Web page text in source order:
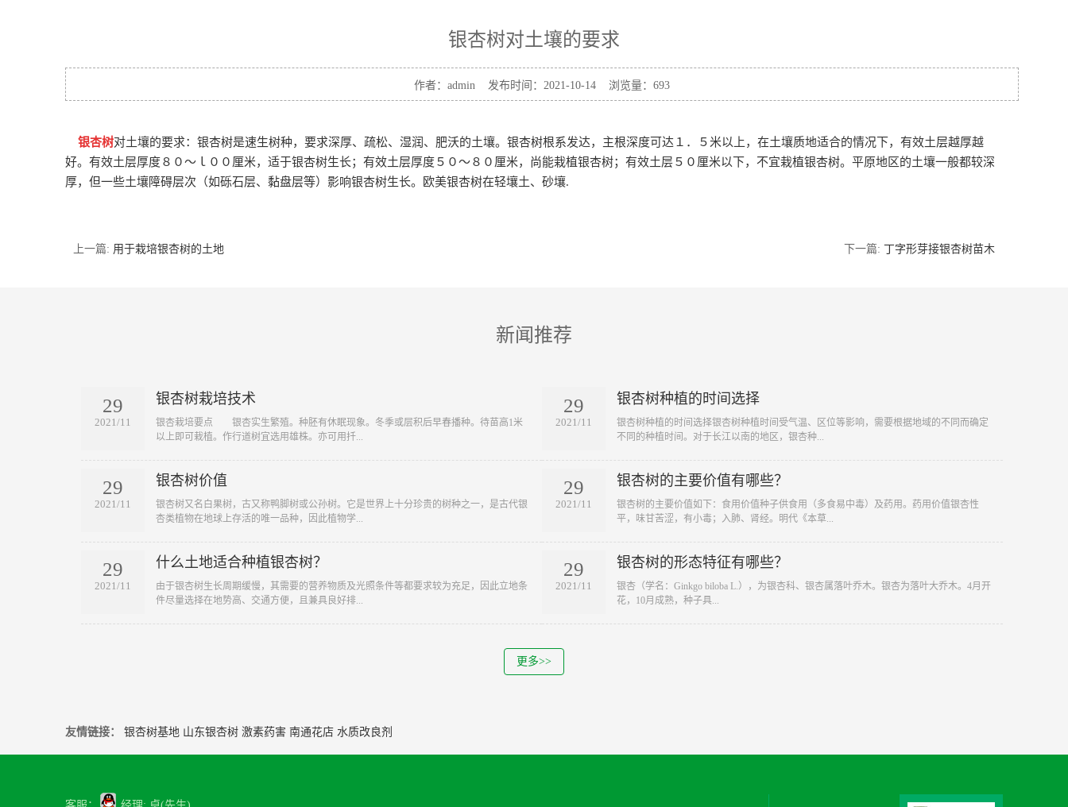
银杏树对土壤的要求
作者：admin 发布时间：2021-10-14 浏览量： 693
银杏树对土壤的要求： 银杏树是速生树种，要求深厚、疏松、湿润、肥沃的土壤。银杏树根系发达，主根深度可达１．５米以上，在土壤质地适合的情况下，有效土层越厚越
好。有效土层厚度８０～ｌ００厘米，适于银杏树生长；有效土层厚度５０～８０厘米，尚能栽植银杏树；有效土层５０厘米以下，不宜栽植银杏树。平原地区的土壤一般都较深
厚，但一些土壤障碍层次（如砾石层、黏盘层等）影响银杏树生长。欧美银杏树在轻壤土、砂壤.
上一篇: 用于栽培银杏树的土地 下一篇: 丁字形芽接银杏树苗木
新闻推荐
29
2021/11
银杏树栽培技术
​银杏栽培要点 银杏实生繁殖。种胚有休眠现象。冬季或层积后早春播种。待苗高1米
以上即可栽植。作行道树宜选用雄株。亦可用扦...
29
2021/11
银杏树价值
​银杏树又名白果树，古又称鸭脚树或公孙树。它是世界上十分珍贵的树种之一，是古代银
杏类植物在地球上存活的唯一品种，因此植物学...
29
2021/11
什么土地适合种植银杏树？
​由于银杏树生长周期缓慢，其需要的营养物质及光照条件等都要求较为充足，因此立地条
件尽量选择在地势高、交通方便，且兼具良好排...
29
2021/11
银杏树种植的时间选择
银杏树种植的时间选择银杏树种植时间受气温、区位等影响，需要根据地域的不同而确定
不同的种植时间。对于长江以南的地区，银杏种...
29
2021/11
银杏树的主要价值有哪些？
银杏树的主要价值如下：食用价值种子供食用（多食易中毒）及药用。药用价值银杏性
平，味甘苦涩，有小毒；入肺、肾经。明代《本草...
29
2021/11
银杏树的形态特征有哪些？
银杏（学名：Ginkgo biloba L.），为银杏科、银杏属落叶乔木。银杏为落叶大乔木。4月开
花，10月成熟，种子具...
更多>>
友情链接： 银杏树基地 山东银杏树 激素药害 南通花店 水质改良剂